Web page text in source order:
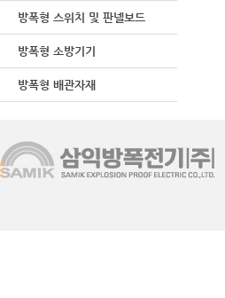
방폭형 스위치 및 판넬보드
방폭형 소방기기
방폭형 배관자재